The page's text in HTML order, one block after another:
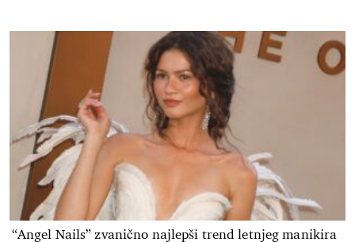
“Angel Nails” zvanično najlepši trend letnjeg manikira